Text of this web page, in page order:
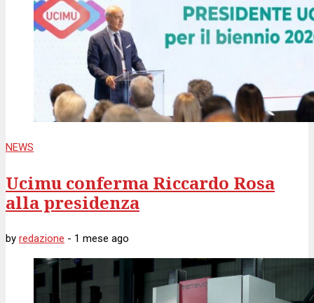
NEWS
Ucimu conferma Riccardo Rosa
alla presidenza
by redazione - 1 mese ago